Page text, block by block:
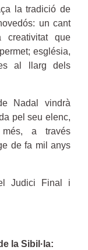
la tradició de
un cant
que
església,
al llarg dels
Nadal vindrà
pel seu elenc,
a través
de fa mil anys
Judici Final i
la Sibil·la: